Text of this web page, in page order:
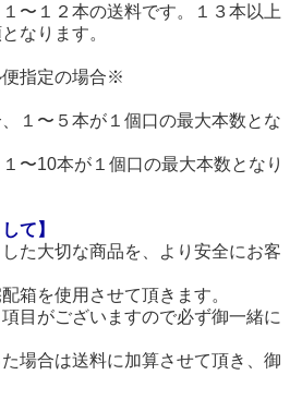
〜１２本の送料です。１３本以上
なります。
指定の場合※
１〜５本が１個口の最大本数とな
〜10本が１個口の最大本数となり
て】
た大切な商品を、より安全にお客
箱を使用させて頂きます。
目がございますので必ず御一緒に
場合は送料に加算させて頂き、御